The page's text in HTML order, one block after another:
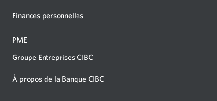
Finances personnelles
PME
Groupe Entreprises CIBC
À propos de la Banque CIBC